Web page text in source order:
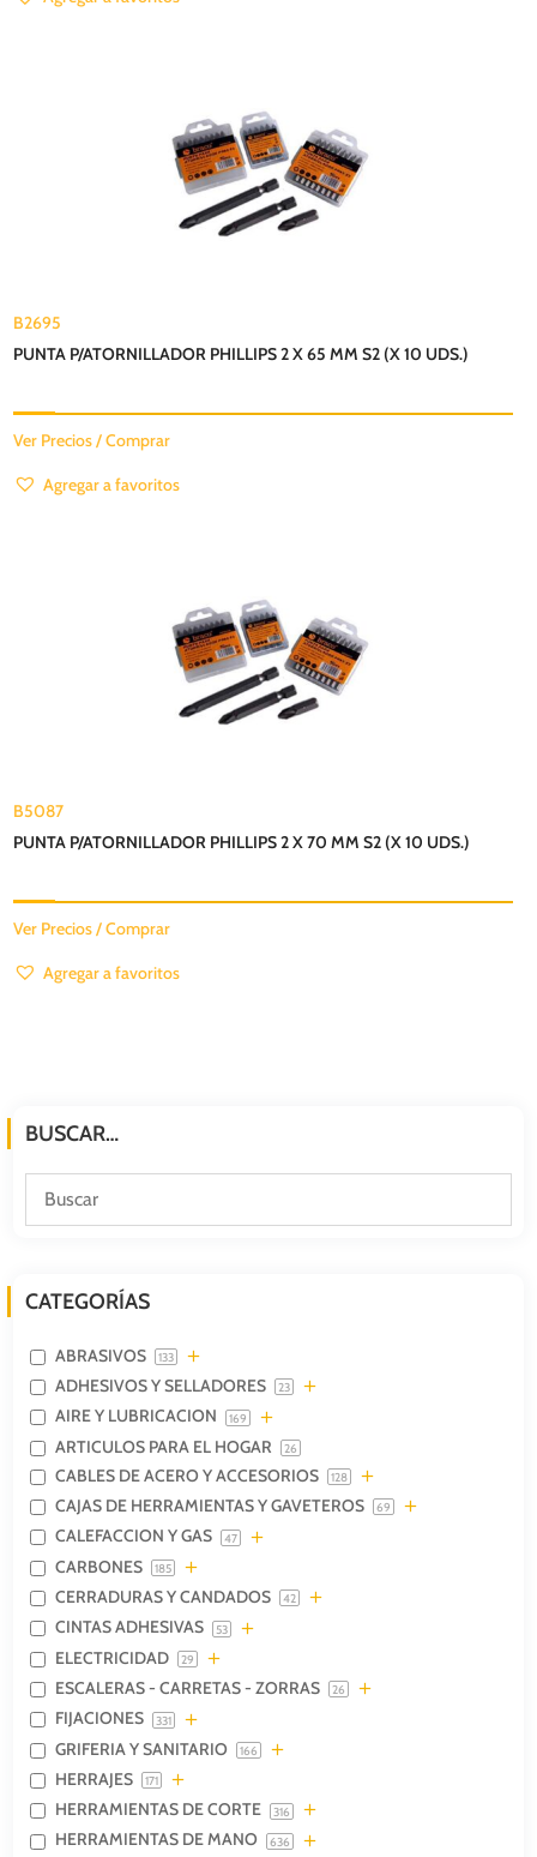
B2695
PUNTA P/ATORNILLADOR PHILLIPS 2 X 65 MM S2 (X 10 UDS.)
Ver Precios / Comprar
Agregar a favoritos
B5087
PUNTA P/ATORNILLADOR PHILLIPS 2 X 70 MM S2 (X 10 UDS.)
Ver Precios / Comprar
Agregar a favoritos
BUSCAR…
CATEGORÍAS
ABRASIVOS 133
ADHESIVOS Y SELLADORES 23
AIRE Y LUBRICACION 169
ARTICULOS PARA EL HOGAR 26
CABLES DE ACERO Y ACCESORIOS 128
CAJAS DE HERRAMIENTAS Y GAVETEROS 69
CALEFACCION Y GAS 47
CARBONES 185
CERRADURAS Y CANDADOS 42
CINTAS ADHESIVAS 53
ELECTRICIDAD 29
ESCALERAS - CARRETAS - ZORRAS 26
FIJACIONES 331
GRIFERIA Y SANITARIO 166
HERRAJES 171
HERRAMIENTAS DE CORTE 316
HERRAMIENTAS DE MANO 636